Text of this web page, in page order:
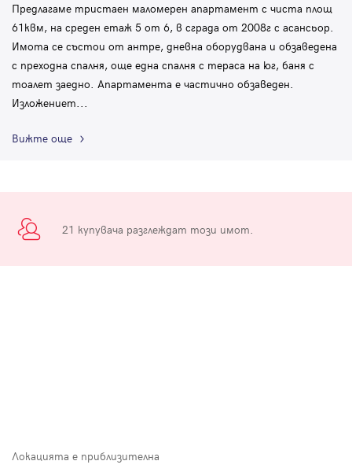
Предлагаме тристаен маломерен апартамент с чиста площ
61квм, на среден етаж 5 от 6, в сграда от 2008г с асансьор.
Имота се състои от антре, дневна оборудвана и обзаведена
с преходна спалня, още една спалня с тераса на юг, баня с
тоалет заедно. Апартамента е частично обзаведен.
Изложениет...
Вижте още
21 купувача разглеждат този имот.
Локацията е приблизителна